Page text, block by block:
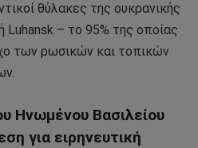
θύλακες της ουκρανικής
Luhansk – το 95% της οποίας
των ρωσικών και τοπικών
Ηνωμένου Βασιλείου
για ειρηνευτική